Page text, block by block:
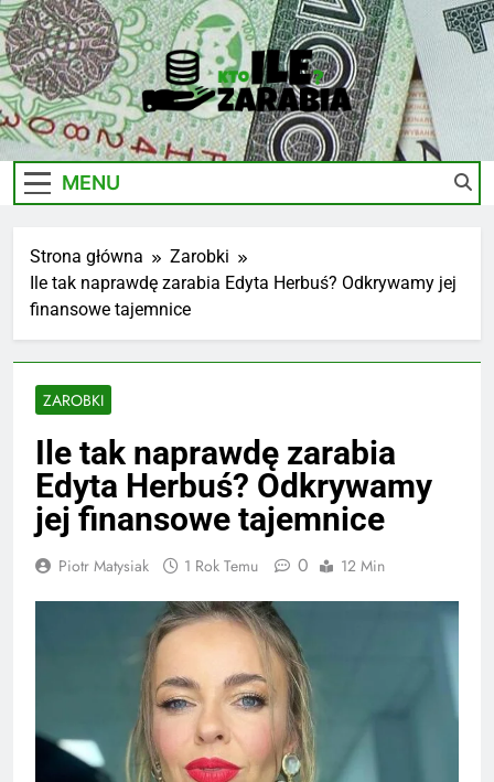
Skip
to
content
Ile-
Zarabia.edu.pl
Zarobki Gwiazd, Ciekawostki I Biznes
MENU
Strona główna
Zarobki
Ile tak naprawdę zarabia Edyta Herbuś? Odkrywamy jej
finansowe tajemnice
ZAROBKI
Ile tak naprawdę zarabia
Edyta Herbuś? Odkrywamy
jej finansowe tajemnice
Piotr Matysiak 1 Rok Temu 0 12 Min